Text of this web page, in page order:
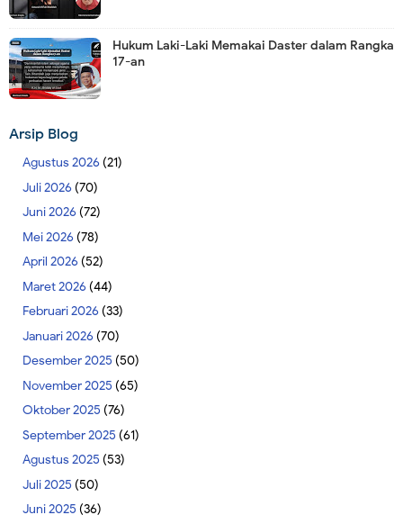
Hukum Laki-Laki Memakai Daster dalam Rangka
17-an
Arsip Blog
Agustus 2026 (21)
Juli 2026 (70)
Juni 2026 (72)
Mei 2026 (78)
April 2026 (52)
Maret 2026 (44)
Februari 2026 (33)
Januari 2026 (70)
Desember 2025 (50)
November 2025 (65)
Oktober 2025 (76)
September 2025 (61)
Agustus 2025 (53)
Juli 2025 (50)
Juni 2025 (36)